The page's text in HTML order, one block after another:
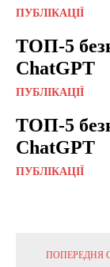
ПУБЛІКАЦІЇ
ТОП-5
ChatGPT
ПУБЛІКАЦІЇ
ТОП-5
ChatGPT
ПУБЛІКАЦІЇ
ПОПЕРЕДНЯ